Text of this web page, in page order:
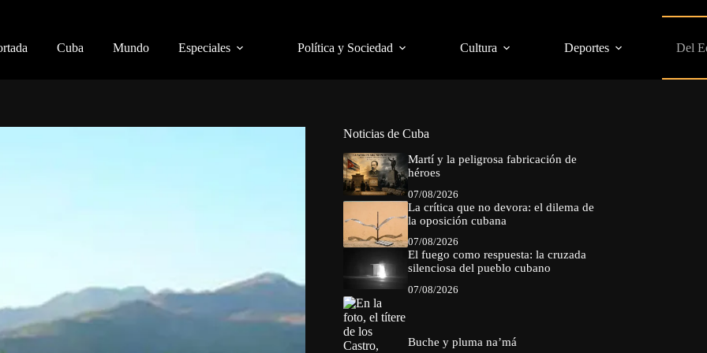
Cuba Mundo Especiales Política y Sociedad Cultura Deportes Del
Noticias de Cuba
Martí y la peligrosa fabricación de
héroes
07/08/2026
La crítica que no devora: el dilema de
la oposición cubana
07/08/2026
El fuego como respuesta: la cruzada
silenciosa del pueblo cubano
07/08/2026
Buche y pluma na’má